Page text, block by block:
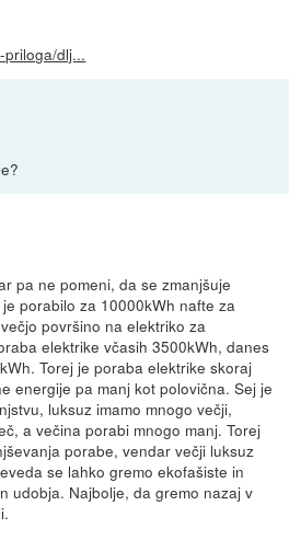
priloga/dlj...
pa ne pomeni, da se zmanjšuje
porabilo za 10000kWh nafte za
površino na elektriko za
elektrike včasih 3500kWh, danes
Torej je poraba elektrike skoraj
energije pa manj kot polovična. Sej je
luksuz imamo mnogo večji,
a večina porabi mnogo manj. Torej
porabe, vendar večji luksuz
se lahko gremo ekofašiste in
udobja. Najbolje, da gremo nazaj v